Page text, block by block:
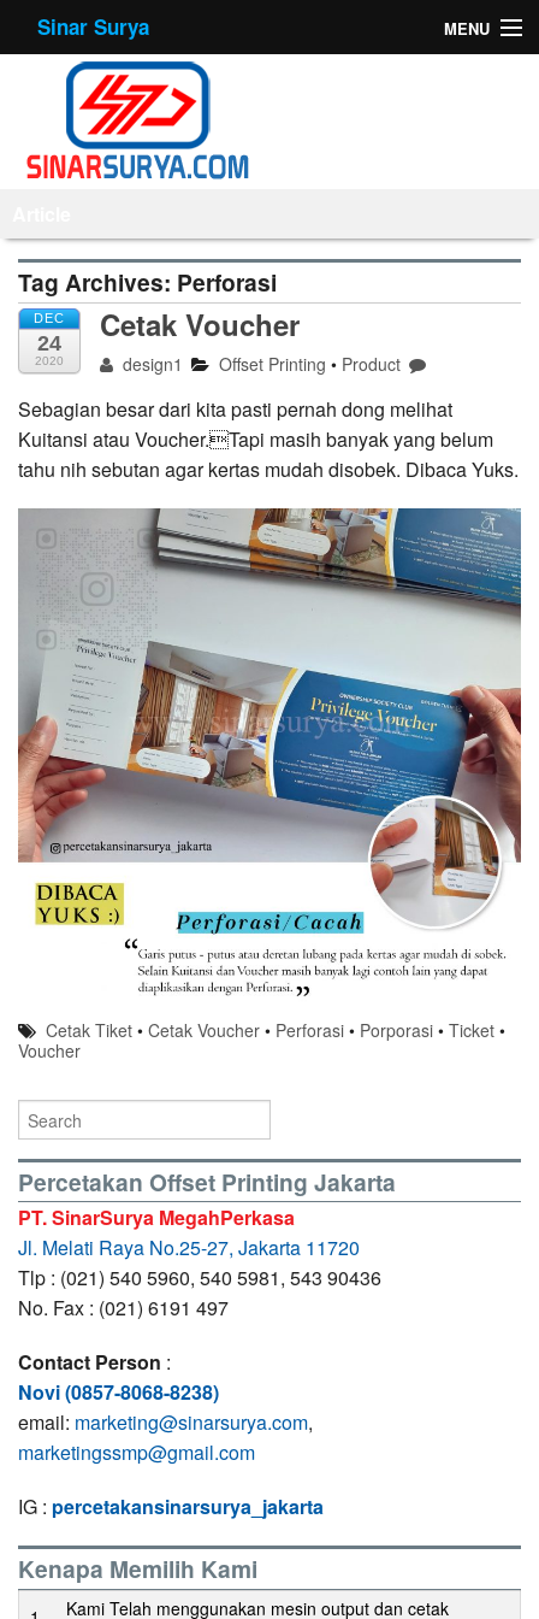
Sinar Surya MENU
About Us
Offset Printing
Mesin
Tips
Contact Us
Tag Archives: Perforasi
DEC
24
2020
Cetak Voucher
design1 Offset Printing • Product
Sebagian besar dari kita pasti pernah dong melihat
Kuitansi atau Voucher.Tapi masih banyak yang belum
tahu nih sebutan agar kertas mudah disobek. Dibaca Yuks.
Cetak Tiket •Cetak Voucher • Perforasi • Porporasi •Ticket •
Voucher
Percetakan Offset Printing Jakarta
PT. SinarSurya MegahPerkasa
Jl. Melati Raya No.25-27, Jakarta 11720
Tlp : (021) 540 5960, 540 5981, 543 90436
No. Fax : (021) 6191 497
Contact Person :
Novi (0857-8068-8238)
email: marketing@sinarsurya.com,
marketingssmp@gmail.com
IG : percetakansinarsurya_jakarta
Kenapa Memilih Kami
Kami Telah menggunakan mesin output dan cetak